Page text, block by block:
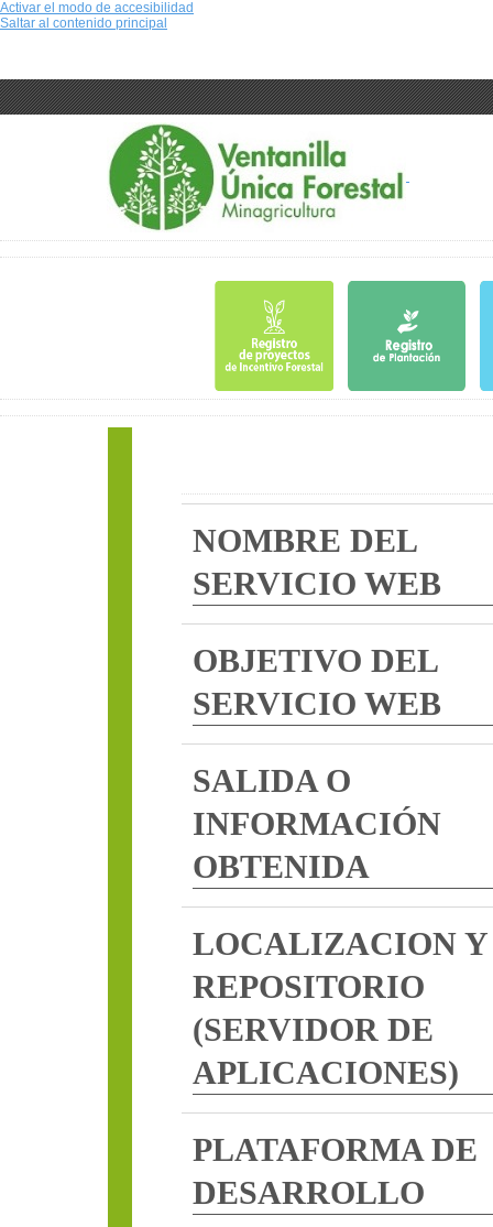
Activar el modo de accesibilidad
Saltar al contenido principal
NOMBRE DEL
SERVICIO WEB
OBJETIVO DEL
SERVICIO WEB
SALIDA O
INFORMACIÓN
OBTENIDA
LOCALIZACION Y
REPOSITORIO
(SERVIDOR DE
APLICACIONES)
PLATAFORMA DE
DESARROLLO